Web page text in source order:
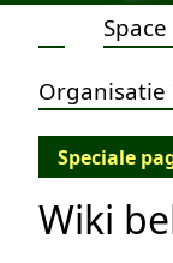
Space
Organisatie
Speciale
Wiki